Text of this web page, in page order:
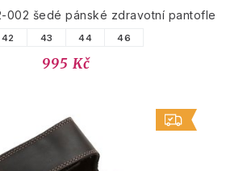
002 šedé pánské zdravotní pantofle
42 43 44 46
995 Kč